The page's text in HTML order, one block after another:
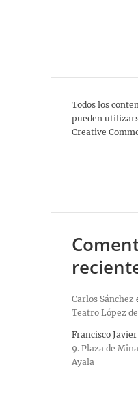
Todos los
pueden
Creative
Carlos Sánchez
Teatro López
Francisco
9. Plaza de
Ayala